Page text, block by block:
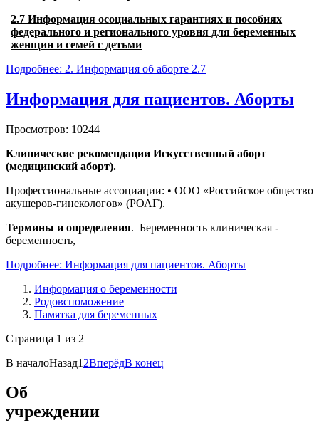
2.7 Информация осоциальных гарантиях и пособиях
федерального и регионального уровня для беременных
женщин и семей с детьми
Подробнее: 2. Информация об аборте 2.7
Информация для пациентов. Аборты
Просмотров: 10244
Клинические рекомендации Искусственный аборт
(медицинский аборт).
Профессиональные ассоциации: • ООО «Российское общество
акушеров-гинекологов» (РОАГ).
Термины и определения. Беременность клиническая -
беременность,
Подробнее: Информация для пациентов. Аборты
Информация о беременности
Родовспоможение
Памятка для беременных
Страница 1 из 2
В началоНазад1 2ВперёдВ конец
Об
учреждении